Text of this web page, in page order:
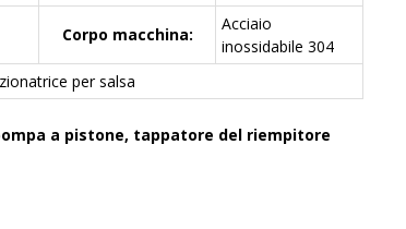
Corpo macchina:
Acciaio
inossidabile 304
per salsa
a pistone, tappatore del riempitore